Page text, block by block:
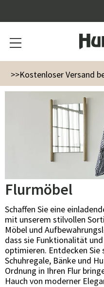
>>Kostenloser Versand
Möbel Aufbewahrung
Flurmöbel
Schaffen Sie eine
mit unserem stilvollen
Möbel und
dass sie Funktionalität
optimieren. Entdecken Sie
Schuhregale, Bänke und
Ordnung in Ihren Flur
Hauch von moderner